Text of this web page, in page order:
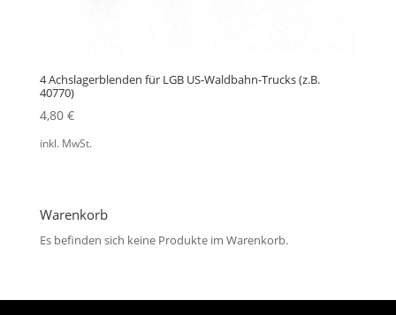
4 Achslagerblenden für LGB US-Waldbahn-Trucks (z.B.
40770)
4,80 €
inkl. MwSt.
Warenkorb
Es befinden sich keine Produkte im Warenkorb.